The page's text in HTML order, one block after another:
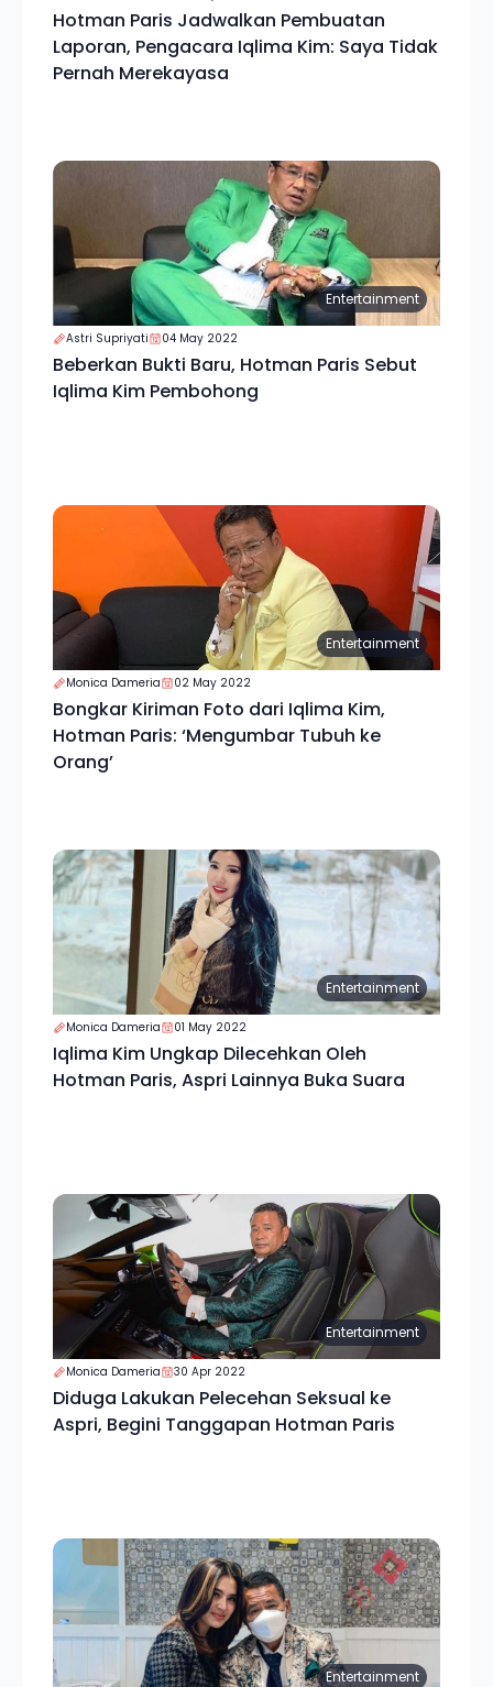
Hotman Paris Jadwalkan Pembuatan
Laporan, Pengacara Iqlima Kim: Saya Tidak
Pernah Merekayasa
Entertainment
Astri Supriyati 04 May 2022
Beberkan Bukti Baru, Hotman Paris Sebut
Iqlima Kim Pembohong
Entertainment
Monica Dameria 02 May 2022
Bongkar Kiriman Foto dari Iqlima Kim,
Hotman Paris: ‘Mengumbar Tubuh ke
Orang’
Entertainment
Monica Dameria 01 May 2022
Iqlima Kim Ungkap Dilecehkan Oleh
Hotman Paris, Aspri Lainnya Buka Suara
Entertainment
Monica Dameria 30 Apr 2022
Diduga Lakukan Pelecehan Seksual ke
Aspri, Begini Tanggapan Hotman Paris
Entertainment